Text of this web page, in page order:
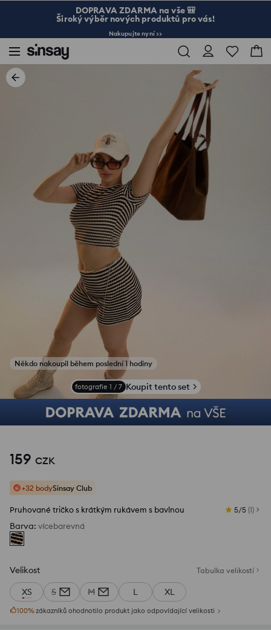
DOPRAVA ZDARMA na vše 🎒
Široký výběr nových produktů pro vás!
Nakupujte nyní >>
fotografie 1 / 7 Koupit tento set
159 CZK
+32 bodySinsay Club
Pruhované tričko s krátkým rukávem s bavlnou 5/5 (1)
Barva: vícebarevná
Velikost Tabulka velikostí
XS S M L XL
100%zákazníků ohodnotilo produkt jako odpovídající velikosti